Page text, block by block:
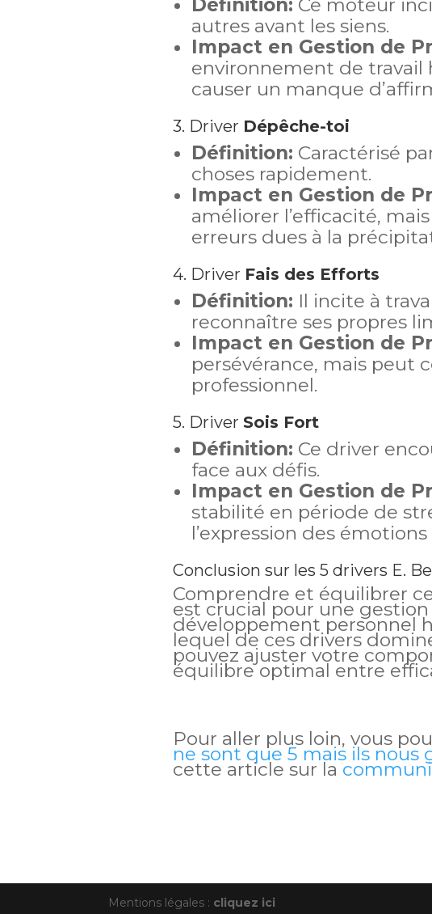
Définition: Ce moteur
autres avant les siens.
Impact en Gestion de
environnement de travail
causer un manque
3. Driver Dépêche-toi
Définition: Caractérisé
choses rapidement.
Impact en Gestion de
améliorer l’efficacité,
erreurs dues à la
4. Driver Fais des Efforts
Définition: Il incite à
reconnaître ses propres
Impact en Gestion de
persévérance, mais peut
professionnel.
5. Driver Sois Fort
Définition: Ce driver
face aux défis.
Impact en Gestion de
stabilité en période de
l’expression des
Conclusion sur les 5 drivers E.
Comprendre et équilibrer
est crucial pour une
développement personnel
lequel de ces drivers
pouvez ajuster votre
équilibre optimal entre
Pour aller plus loin, vous
ne sont que 5 mais ils nous
cette article sur la
Mentions légales : cliquez ici